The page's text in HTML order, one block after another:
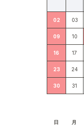
02 03
09 10
16 17
23 24
30 31
日 月